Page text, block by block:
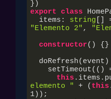
export
class
  items:
string []
"Elemento 2" ,
constructor( ) {}
    setTimeout(
()
this
elemento "
+ ( this
1));